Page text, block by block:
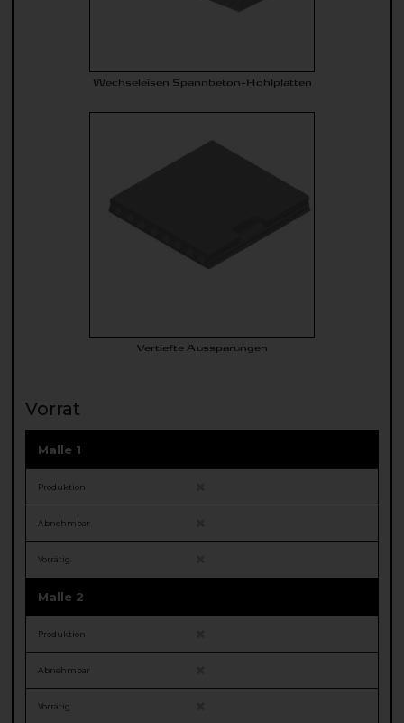
Wechseleisen Spannbeton-Hohlplatten
Vertiefte Aussparungen
Vorrat
Malle 1
Produktion
Abnehmbar
Vorrätig
Malle 2
Produktion
Abnehmbar
Vorrätig